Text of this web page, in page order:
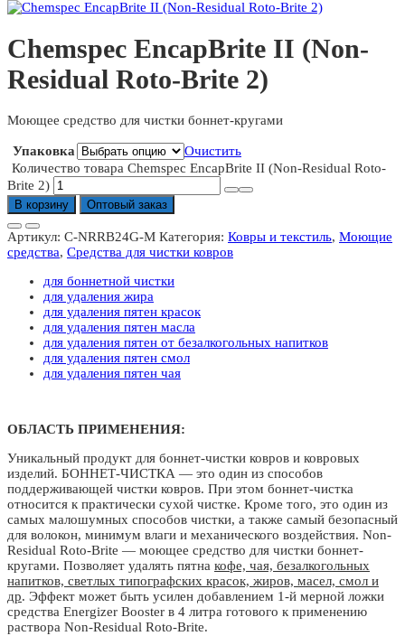
Chemspec EncapBrite II (Non-
Residual Roto-Brite 2)
Моющее средство для чистки боннет-кругами
Упаковка
Очистить
Количество товара Chemspec EncapBrite II (Non-Residual Roto-
Brite 2)
В корзину Оптовый заказ
Артикул: C-NRRB24G-M Категория: Ковры и текстиль, Моющие
средства, Средства для чистки ковров
для боннетной чистки
для удаления жира
для удаления пятен красок
для удаления пятен масла
для удаления пятен от безалкогольных напитков
для удаления пятен смол
для удаления пятен чая
ОБЛАСТЬ ПРИМЕНЕНИЯ:
Уникальный продукт для боннет-чистки ковров и ковровых
изделий. БОННЕТ-ЧИСТКА — это один из способов
поддерживающей чистки ковров. При этом боннет-чистка
относится к практически сухой чистке. Кроме того, это один из
самых малошумных способов чистки, а также самый безопасный
для волокон, минимум влаги и механического воздействия. Non-
Residual Roto-Brite — моющее средство для чистки боннет-
кругами. Позволяет удалять пятна кофе, чая, безалкогольных
напитков, светлых типографских красок, жиров, масел, смол и
др. Эффект может быть усилен добавлением 1-й мерной ложки
средства Energizer Booster в 4 литра готового к применению
раствора Non-Residual Roto-Brite.